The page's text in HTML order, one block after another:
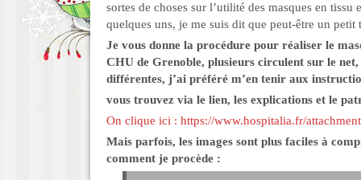
sortes de choses sur l’utilité des masques en tissu
quelques uns, je me suis dit que peut-être un
Je vous donne la procédure pour réaliser le
CHU de Grenoble, plusieurs circulent sur le net,
différentes, j’ai préféré m’en tenir aux
vous trouvez via le lien, les explications et le
On clique ici : https://www.hospitalia.fr/
Mais parfois, les images sont plus faciles à
comment je procède :